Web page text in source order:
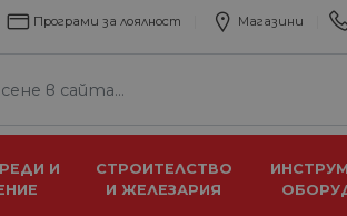
Програми за лоялност Магазини
И
СТРОИТЕЛСТВО
И ЖЕЛЕЗАРИЯ